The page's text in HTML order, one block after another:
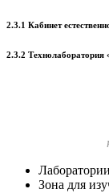
2.3.1 Кабинет
2.3.2
Зона для